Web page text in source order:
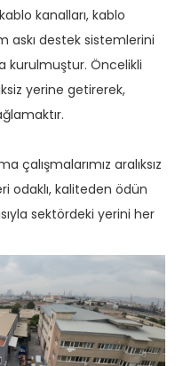
kanalları, kablo
askı destek sistemlerini
kurulmuştur. Öncelikli
yerine getirerek,
çalışmalarımız aralıksız
odaklı, kaliteden ödün
sektördeki yerini her